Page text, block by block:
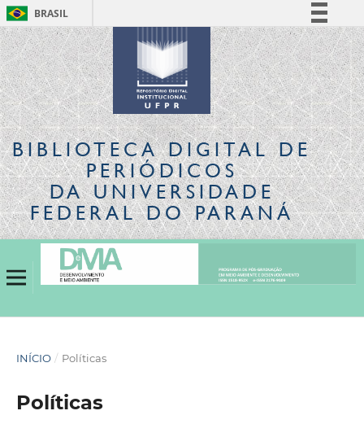
BRASIL
Simplifique!
Comunica BR
Participe
Acesso à informação
Legislação
Canais
BIBLIOTECA DIGITALDE
PERIÓDICOS
DA UNIVERSIDADE
FEDERAL DO PARANÁ
INÍCIO / Políticas
Políticas